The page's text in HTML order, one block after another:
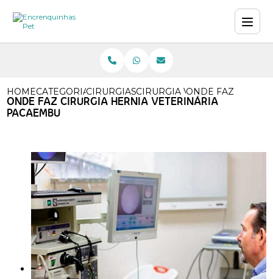
HOMECATEGORIASCIRURGIAS VETERINARIAS
CIRURGIA VETERINARIA DE
ONDE FAZ
ONDE FAZ CIRURGIA HERNIA VETERINÁRIA
PACAEMBU